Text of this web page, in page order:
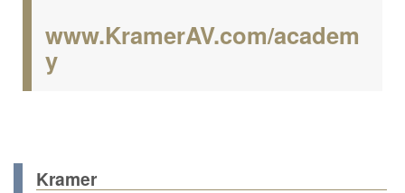
www.KramerAV.com/academ
y
Kramer